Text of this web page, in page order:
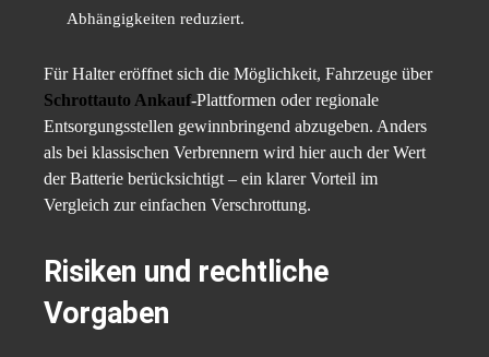
Abhängigkeiten reduziert.
Für Halter eröffnet sich die Möglichkeit, Fahrzeuge über
Schrottauto Ankauf-Plattformen oder regionale
Entsorgungsstellen gewinnbringend abzugeben. Anders
als bei klassischen Verbrennern wird hier auch der Wert
der Batterie berücksichtigt – ein klarer Vorteil im
Vergleich zur einfachen Verschrottung.
Risiken und rechtliche
Vorgaben